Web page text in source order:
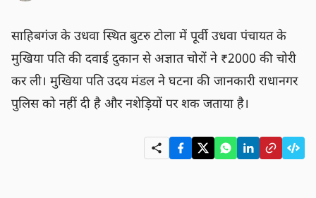
साहिबगंज के उधवा स्थित बुटरु टोला में पूर्वी उधवा पंचायत के
मुखिया पति की दवाई दुकान से अज्ञात चोरों ने ₹2000 की चोरी
कर ली। मुखिया पति उदय मंडल ने घटना की जानकारी राधानगर
पुलिस को नहीं दी है और नशेड़ियों पर शक जताया है।